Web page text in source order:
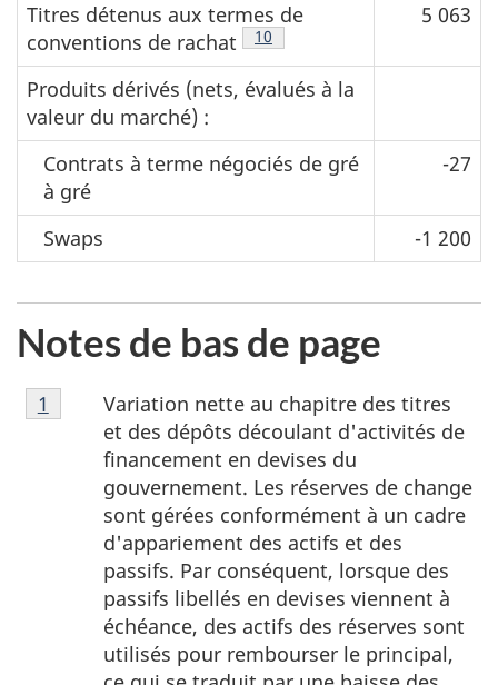
Titres détenus aux termes de
conventions de rachat
Note de bas de page
10
5 063
Produits dérivés (nets, évalués à la
valeur du marché) :
Contrats à terme négociés de gré
à gré
-27
Swaps -1 200
Notes de bas de page
Note
de
Variation nette au chapitre des titres
et des dépôts découlant d'activités de
financement en devises du
gouvernement. Les réserves de change
sont gérées conformément à un cadre
d'appariement des actifs et des
passifs. Par conséquent, lorsque des
passifs libellés en devises viennent à
échéance, des actifs des réserves sont
utilisés pour rembourser le principal,
Retour à la note de bas de page
1 referrer